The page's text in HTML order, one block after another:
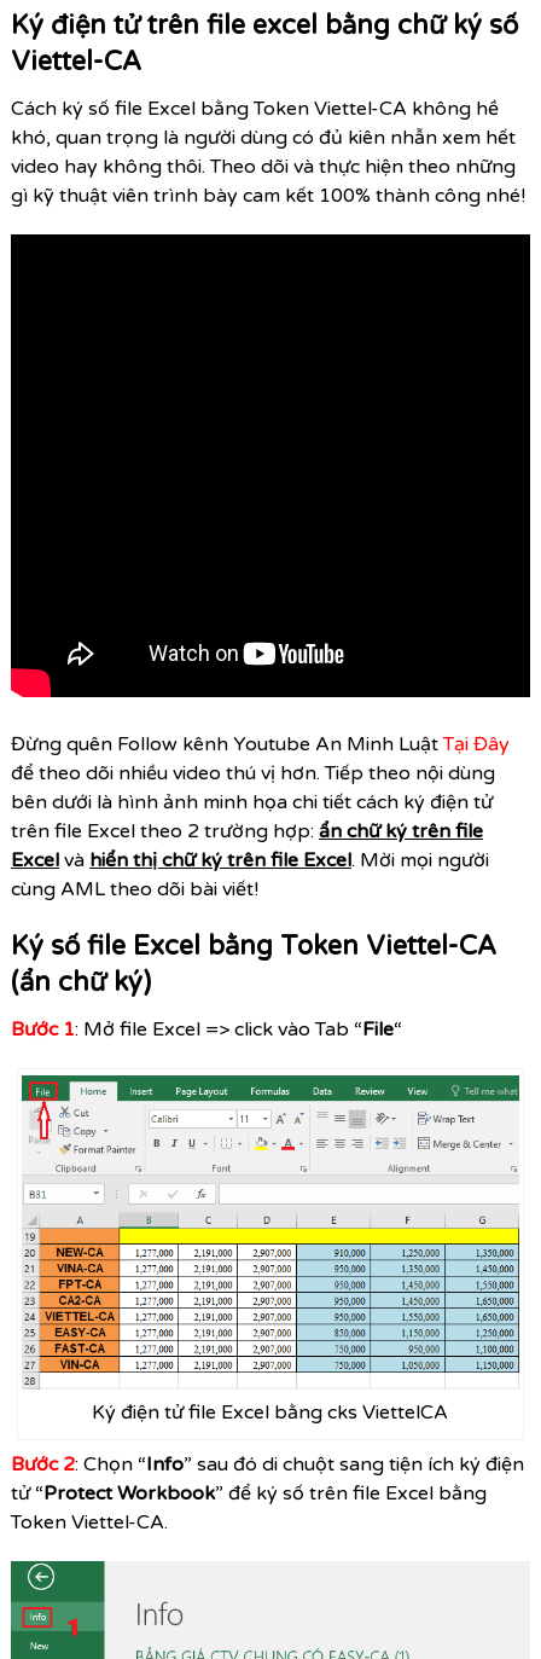
Ký điện tử trên file excel bằng chữ ký số
Viettel-CA
Cách ký số file Excel bằng Token Viettel-CA không hề
khó, quan trọng là người dùng có đủ kiên nhẫn xem hết
video hay không thôi. Theo dõi và thực hiện theo những
gì kỹ thuật viên trình bày cam kết 100% thành công nhé!
Đừng quên Follow kênh Youtube An Minh LuậtTại Đây
để theo dõi nhiều video thú vị hơn. Tiếp theo nội dùng
bên dưới là hình ảnh minh họa chi tiết cách ký điện tử
trên file Excel theo 2 trường hợp: ẩn chữ ký trên file
Excel và hiển thị chữ ký trên file Excel. Mời mọi người
cùng AML theo dõi bài viết!
Ký số file Excel bằng Token Viettel-CA
(ẩn chữ ký)
Bước 1: Mở file Excel => click vào Tab “File“
Ký điện tử file Excel bằng cks ViettelCA
Bước 2: Chọn “Info” sau đó di chuột sang tiện ích ký điện
tử “Protect Workbook” để ký số trên file Excel bằng
Token Viettel-CA.